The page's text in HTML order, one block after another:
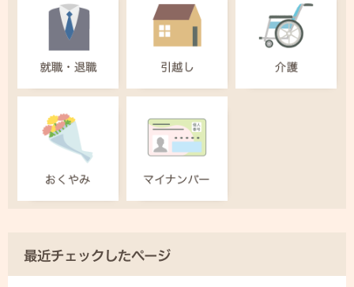
最近チェックしたページ